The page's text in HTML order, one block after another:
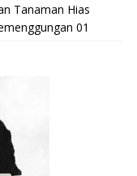
Tanaman Hias
01